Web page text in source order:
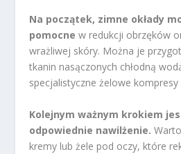
Na początek, zimne okłady
pomocne w redukcji obrzęków
wrażliwej skóry. Można je
tkanin nasączonych chłodną
specjalistyczne żelowe
Kolejnym ważnym krokiem
odpowiednie nawilżenie.
kremy lub żele pod oczy, które